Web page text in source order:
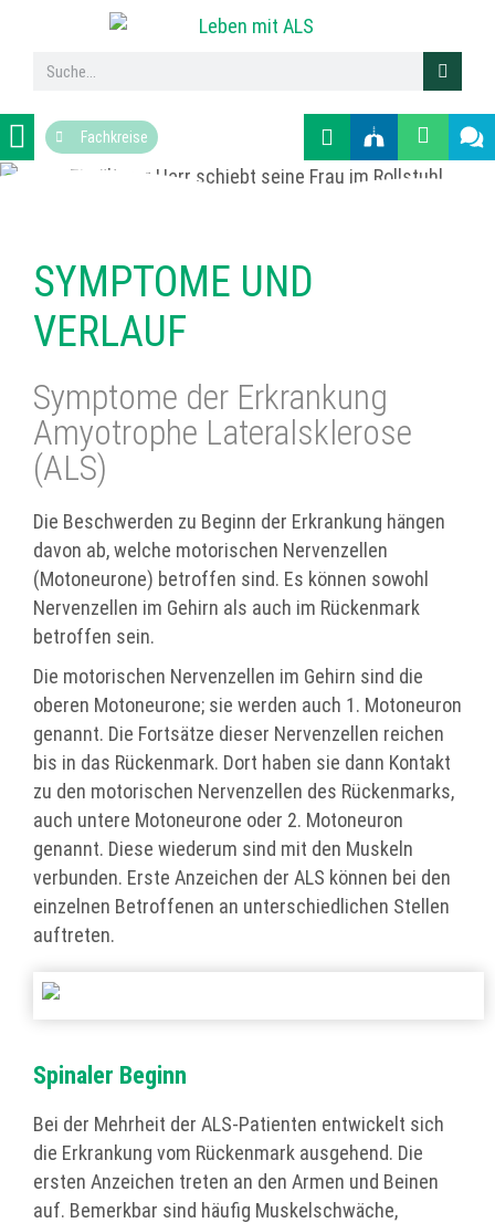
Fachkreise
SYMPTOME UND
VERLAUF
Symptome der Erkrankung
Amyotrophe Lateralsklerose
(ALS)
Die Beschwerden zu Beginn der Erkran­kung hängen
davon ab, welche motori­schen Nervenzellen
(Motoneurone) betroffen sind. Es können sowohl
Nerven­zellen im Gehirn als auch im Rücken­mark
betroffen sein.
Die motorischen Nervenzellen im Gehirn sind die
oberen Motoneurone; sie werden auch 1. Motoneuron
genannt. Die Fortsätze dieser Nervenzellen reichen
bis in das Rückenmark. Dort haben sie dann Kontakt
zu den motorischen Nervenzellen des Rückenmarks,
auch untere Motoneurone oder 2. Motoneuron
genannt. Diese wiederum sind mit den Muskeln
verbunden. Erste Anzeichen der ALS können bei den
einzelnen Betroffenen an unterschiedlichen Stellen
auftreten.
Spinaler Beginn
Bei der Mehrheit der ALS-Patienten entwickelt sich
die Erkrankung vom Rückenmark ausgehend. Die
ersten Anzeichen treten an den Armen und Beinen
auf. Bemerkbar sind häufig Muskelschwäche,